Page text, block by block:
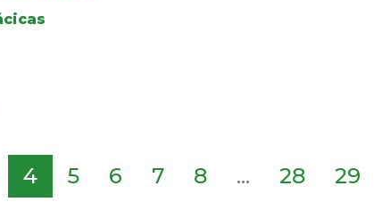
4 5 6 7 8 ... 28 29